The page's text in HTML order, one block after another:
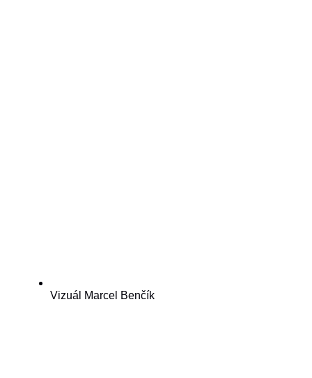
Vizuál Marcel Benčík